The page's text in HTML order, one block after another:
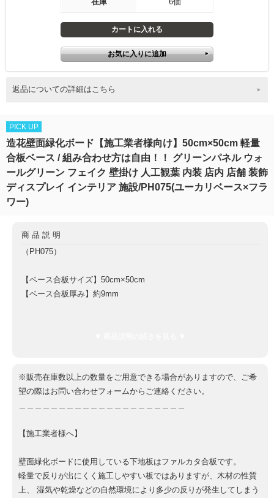
返品についての詳細はこちら
PICK UP
造花壁面緑化ボード【施工業者様向け】50cm×50cm 軽量
合板ベース / 組み合わせ方は自由！！ グリーンパネル ウォ
ールグリーン フェイク 壁掛け 人工観葉 内装 店内 店舗 装飾
ディスプレイ インテリア 施設/PH075(ユーカリベース×フラ
ワー)
商品説明
（PH075）
【ベース合板サイズ】50cm×50cm
【ベース合板厚み】約9mm
※販売在庫数以上の数量をご用意できる場合がありますので、ご希
望の際はお問い合わせフォームからご連絡ください。
【施工業者様へ】
壁面緑化ボードに使用している下地板はファルカタ合板です。
軽量で反りが出にくく施工しやすい板ではありますが、木材の性質
上、 湿気や乾燥などの自然環境により多少の反りが発生してしまう